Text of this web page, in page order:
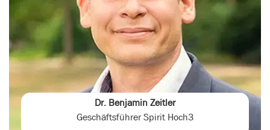
Dr. Benjamin Zeitler
Geschäftsführer Spirit Hoch3